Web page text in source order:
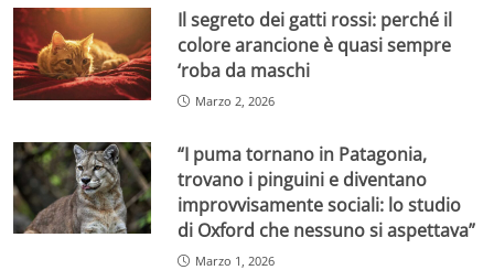
Il segreto dei gatti rossi: perché il
colore arancione è quasi sempre
‘roba da maschi
Marzo 2, 2026
“I puma tornano in Patagonia,
trovano i pinguini e diventano
improvvisamente sociali: lo studio
di Oxford che nessuno si aspettava”
Marzo 1, 2026